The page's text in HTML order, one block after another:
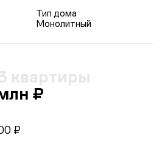
Тип дома
Монолитный
квартиры
₽
₽